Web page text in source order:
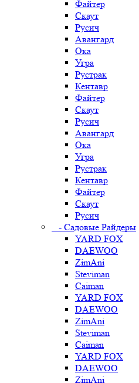
Файтер
Скаут
Русич
Авангард
Ока
Угра
Рустрак
Кентавр
Файтер
Скаут
Русич
Авангард
Ока
Угра
Рустрак
Кентавр
Файтер
Скаут
Русич
- Садовые Райдеры
YARD FOX
DAEWOO
ZimAni
Steviman
Caiman
YARD FOX
DAEWOO
ZimAni
Steviman
Caiman
YARD FOX
DAEWOO
ZimAni